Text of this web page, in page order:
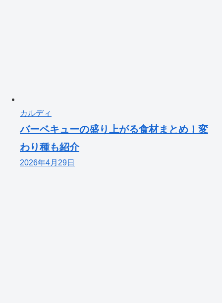
カルディ
バーベキューの盛り上がる食材まとめ！変
わり種も紹介
2026年4月29日